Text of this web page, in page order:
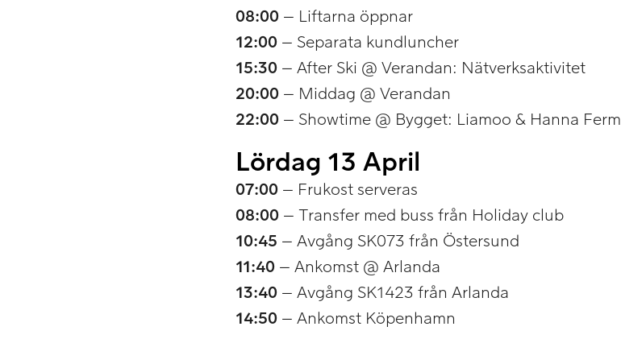
08:00 – Liftarna öppnar
12:00 – Separata kundluncher
15:30 – After Ski @ Verandan: Nätverksaktivitet
20:00 – Middag @ Verandan
22:00 – Showtime @ Bygget: Liamoo & Hanna Ferm
Lördag 13 April
07:00 – Frukost serveras
08:00 – Transfer med buss från Holiday club
10:45 – Avgång SK073 från Östersund
11:40 – Ankomst @ Arlanda
13:40 – Avgång SK1423 från Arlanda
14:50 – Ankomst Köpenhamn